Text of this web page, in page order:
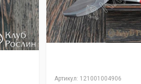
Артикул: 121001004906